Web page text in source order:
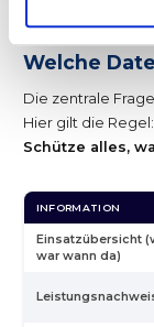
Welche
Die zentrale
Hier gilt die Regel:
Schütze alles,
INFORMATION
Einsatzübersicht
war wann da)